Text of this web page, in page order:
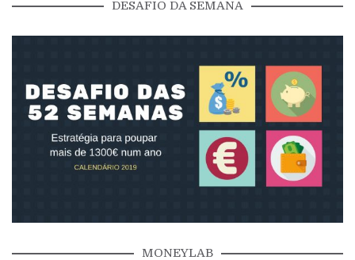
DESAFIO DA SEMANA
MONEYLAB